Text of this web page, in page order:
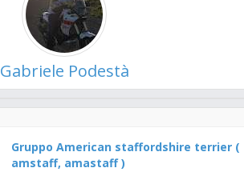
Gabriele Podestà
Gruppo American staffordshire terrier (
amstaff, amastaff )